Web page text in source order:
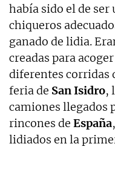
había sido el de ser
chiqueros
ganado de lidia.
creadas para
diferentes corridas
feria de San Isidro,
camiones llegados
rincones de España
lidiados en la